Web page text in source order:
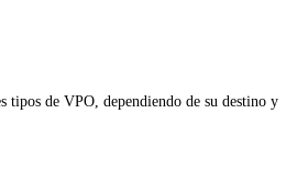
tipos de VPO, dependiendo de su destino y